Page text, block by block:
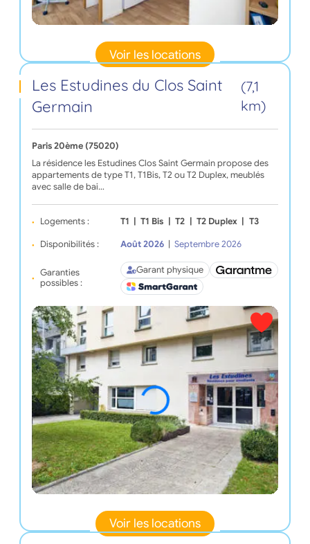
Voir les locations
Les Estudines du Clos Saint
Germain
(7,1
km)
Paris 20ème (75020)
La résidence les Estudines Clos Saint Germain propose des
appartements de type T1, T1Bis, T2 ou T2 Duplex, meublés
avec salle de bai…
Logements : T1 T1 Bis T2 T2 Duplex T3
Disponibilités : Août 2026 Septembre 2026
Garanties
possibles :
Garant physique
Voir les locations